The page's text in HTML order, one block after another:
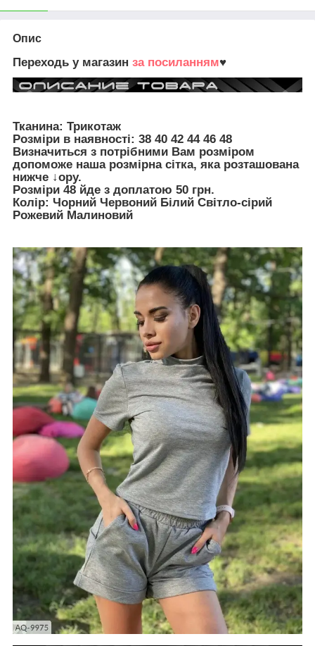
Опис
Переходь у магазин за посиланням♥
Тканина: Трикотаж
Розміри в наявності: 38 40 42 44 46 48
Визначиться з потрібними Вам розміром
допоможе наша розмірна сітка, яка розташована
нижче ↓ору.
Розміри 48 йде з доплатою 50 грн.
Колір: Чорний Червоний Білий Світло-сірий
Рожевий Малиновий